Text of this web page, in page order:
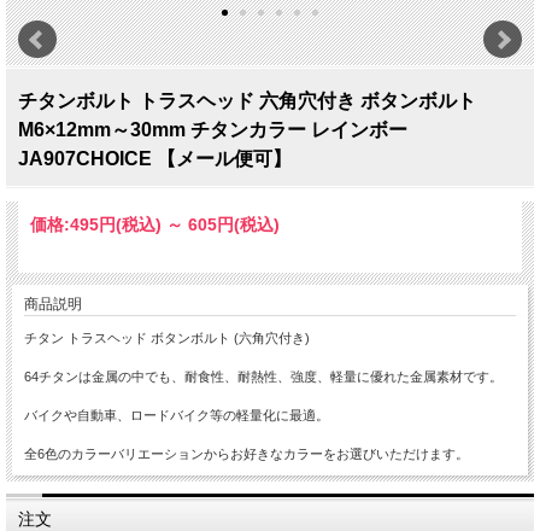
チタンボルト トラスヘッド 六角穴付き ボタンボルト
M6×12mm～30mm チタンカラー レインボー
JA907CHOICE 【メール便可】
価格:495円(税込) ～ 605円(税込)
商品説明
チタン トラスヘッド ボタンボルト (六角穴付き)
64チタンは金属の中でも、耐食性、耐熱性、強度、軽量に優れた金属素材です。
バイクや自動車、ロードバイク等の軽量化に最適。
全6色のカラーバリエーションからお好きなカラーをお選びいただけます。
注文